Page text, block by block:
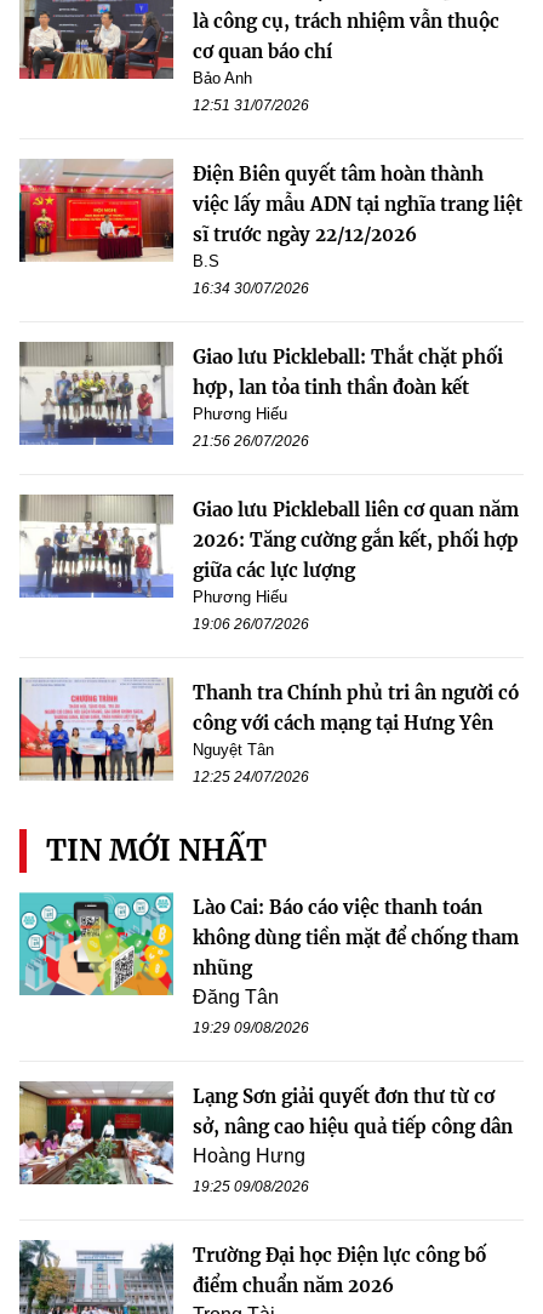
là công cụ, trách nhiệm vẫn thuộc
cơ quan báo chí
Bảo Anh
12:51 31/07/2026
Điện Biên quyết tâm hoàn thành
việc lấy mẫu ADN tại nghĩa trang liệt
sĩ trước ngày 22/12/2026
B.S
16:34 30/07/2026
Giao lưu Pickleball: Thắt chặt phối
hợp, lan tỏa tinh thần đoàn kết
Phương Hiếu
21:56 26/07/2026
Giao lưu Pickleball liên cơ quan năm
2026: Tăng cường gắn kết, phối hợp
giữa các lực lượng
Phương Hiếu
19:06 26/07/2026
Thanh tra Chính phủ tri ân người có
công với cách mạng tại Hưng Yên
Nguyệt Tân
12:25 24/07/2026
TIN MỚI NHẤT
Lào Cai: Báo cáo việc thanh toán
không dùng tiền mặt để chống tham
nhũng
Đăng Tân
19:29 09/08/2026
Lạng Sơn giải quyết đơn thư từ cơ
sở, nâng cao hiệu quả tiếp công dân
Hoàng Hưng
19:25 09/08/2026
Trường Đại học Điện lực công bố
điểm chuẩn năm 2026